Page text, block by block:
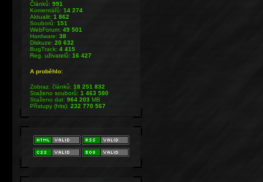
Článků:991
Komentářů:14 274
Aktualit:1 862
Souborů:151
WebForum:49 501
Hardware:38
Diskuze:20 632
BugTrack:4 415
Reg. uživatelů:16 427
A proběhlo:
Zobraz. článků:18 251 832
Staženo souborů:1 463 580
Staženo dat:964 203MB
Přístupy (hits):232 770 567